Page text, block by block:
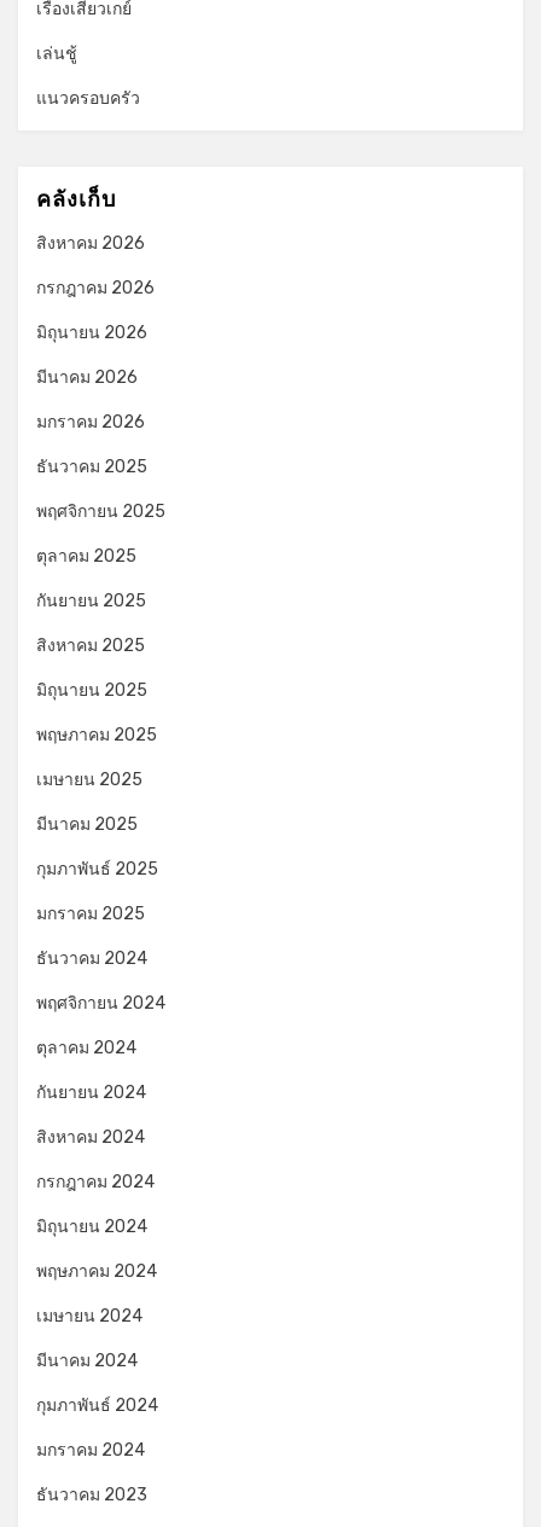
เรื่องเสียวเกย์
เล่นชู้
แนวครอบครัว
คลังเก็บ
สิงหาคม 2026
กรกฎาคม 2026
มิถุนายน 2026
มีนาคม 2026
มกราคม 2026
ธันวาคม 2025
พฤศจิกายน 2025
ตุลาคม 2025
กันยายน 2025
สิงหาคม 2025
มิถุนายน 2025
พฤษภาคม 2025
เมษายน 2025
มีนาคม 2025
กุมภาพันธ์ 2025
มกราคม 2025
ธันวาคม 2024
พฤศจิกายน 2024
ตุลาคม 2024
กันยายน 2024
สิงหาคม 2024
กรกฎาคม 2024
มิถุนายน 2024
พฤษภาคม 2024
เมษายน 2024
มีนาคม 2024
กุมภาพันธ์ 2024
มกราคม 2024
ธันวาคม 2023